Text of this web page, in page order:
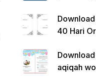
40 Hari
aqiqah